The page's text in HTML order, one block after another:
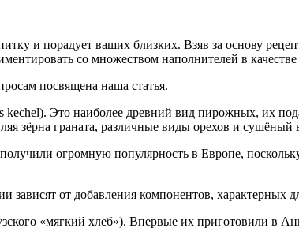
и порадует ваших близких. Взяв за основу
со множеством наполнителей в
посвящена наша статья.
kechel). Это наиболее древний вид пирожных, их
зёрна граната, различные виды орехов и сушёный
огромную популярность в Европе,
зависят от добавления компонентов, характерных
«мягкий хлеб»). Впервые их приготовили в